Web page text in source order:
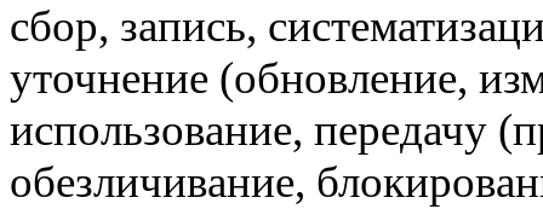
сбор, запись,
уточнение (обновление,
использование, передачу
обезличивание,